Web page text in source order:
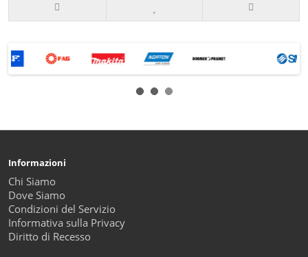
Informazioni
Chi Siamo
Dove Siamo
Condizioni del Servizio
Informativa sulla Privacy
Diritto di Recesso